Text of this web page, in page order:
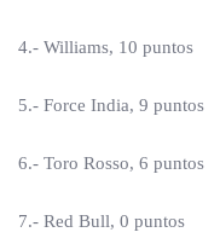
4.- Williams, 10 puntos
5.- Force India, 9 puntos
6.- Toro Rosso, 6 puntos
7.- Red Bull, 0 puntos